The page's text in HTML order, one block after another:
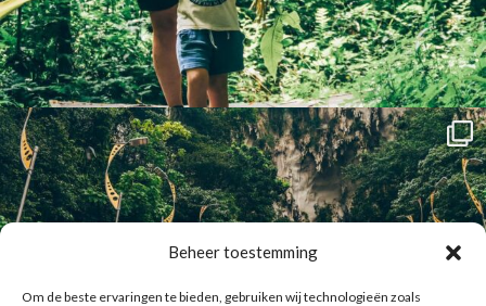
Beheer toestemming
Om de beste ervaringen te bieden, gebruiken wij technologieën zoals